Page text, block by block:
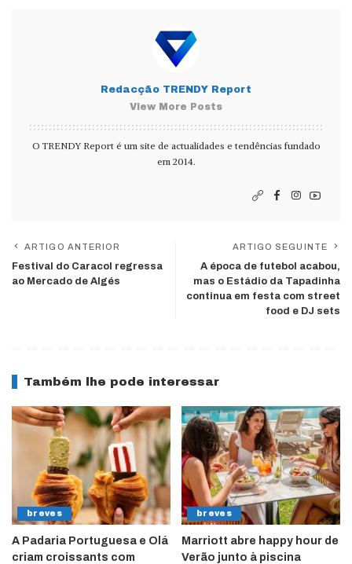
Redacção TRENDY Report
View More Posts
O TRENDY Report é um site de actualidades e tendências fundado
em 2014.
ARTIGO ANTERIOR
Festival do Caracol regressa
ao Mercado de Algés
ARTIGO SEGUINTE
A época de futebol acabou,
mas o Estádio da Tapadinha
continua em festa com street
food e DJ sets
Também lhe pode interessar
breves
A Padaria Portuguesa e Olá
criam croissants com
breves
Marriott abre happy hour de
Verão junto à piscina